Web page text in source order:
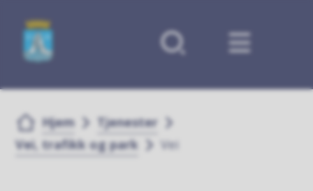
Forsiden
Du er her:
Hjem
Tjenester
Vei, trafikk og park
Vei